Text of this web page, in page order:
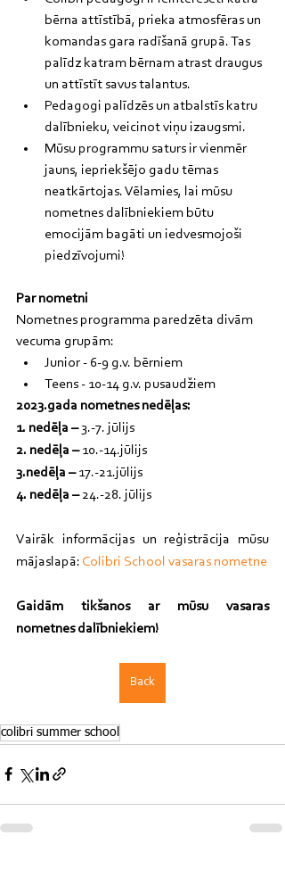
bērna attīstībā, prieka atmosfēras un
komandas gara radīšanā grupā. Tas
palīdz katram bērnam atrast draugus
un attīstīt savus talantus.
Pedagogi palīdzēs un atbalstīs katru
dalībnieku, veicinot viņu izaugsmi.
Mūsu programmu saturs ir vienmēr
jauns, iepriekšējo gadu tēmas
neatkārtojas. Vēlamies, lai mūsu
nometnes dalībniekiem būtu
emocijām bagāti un iedvesmojoši
piedzīvojumi!
Par nometni
Nometnes programma paredzēta divām
vecuma grupām:
Junior - 6-9 g.v. bērniem
Teens - 10-14 g.v. pusaudžiem
2023.gada nometnes nedēļas:
1. nedēļa – 3.-7. jūlijs
2. nedēļa – 10.-14.jūlijs
3.nedēļa – 17.-21.jūlijs
4. nedēļa – 24.-28. jūlijs
Vairāk informācijas un reģistrācija mūsu
mājaslapā: Colibri School vasaras nometne
Gaidām tikšanos ar mūsu vasaras
nometnes dalībniekiem!
Back
colibri summer school